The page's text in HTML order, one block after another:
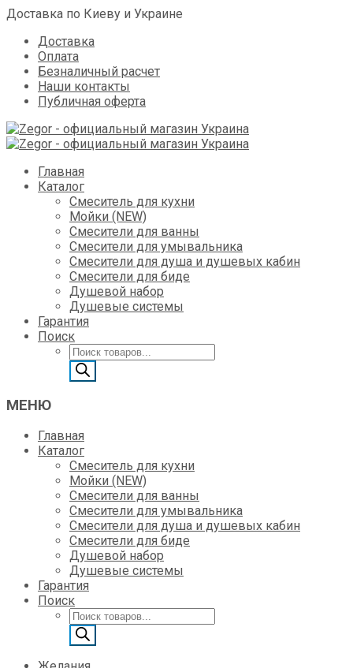
Доставка по Киеву и Украине
Доставка
Оплата
Безналичный расчет
Наши контакты
Публичная оферта
Skip
Главная
Каталог
Смеситель для кухни
Мойки (NEW)
Смесители для ванны
Смесители для умывальника
Смесители для душа и душевых кабин
Смесители для биде
Душевой набор
Душевые системы
Гарантия
Поиск
Поиск
товаров
МЕНЮ
Главная
Каталог
Смеситель для кухни
Мойки (NEW)
Смесители для ванны
Смесители для умывальника
Смесители для душа и душевых кабин
Смесители для биде
Душевой набор
Душевые системы
Гарантия
Поиск
Поиск
товаров